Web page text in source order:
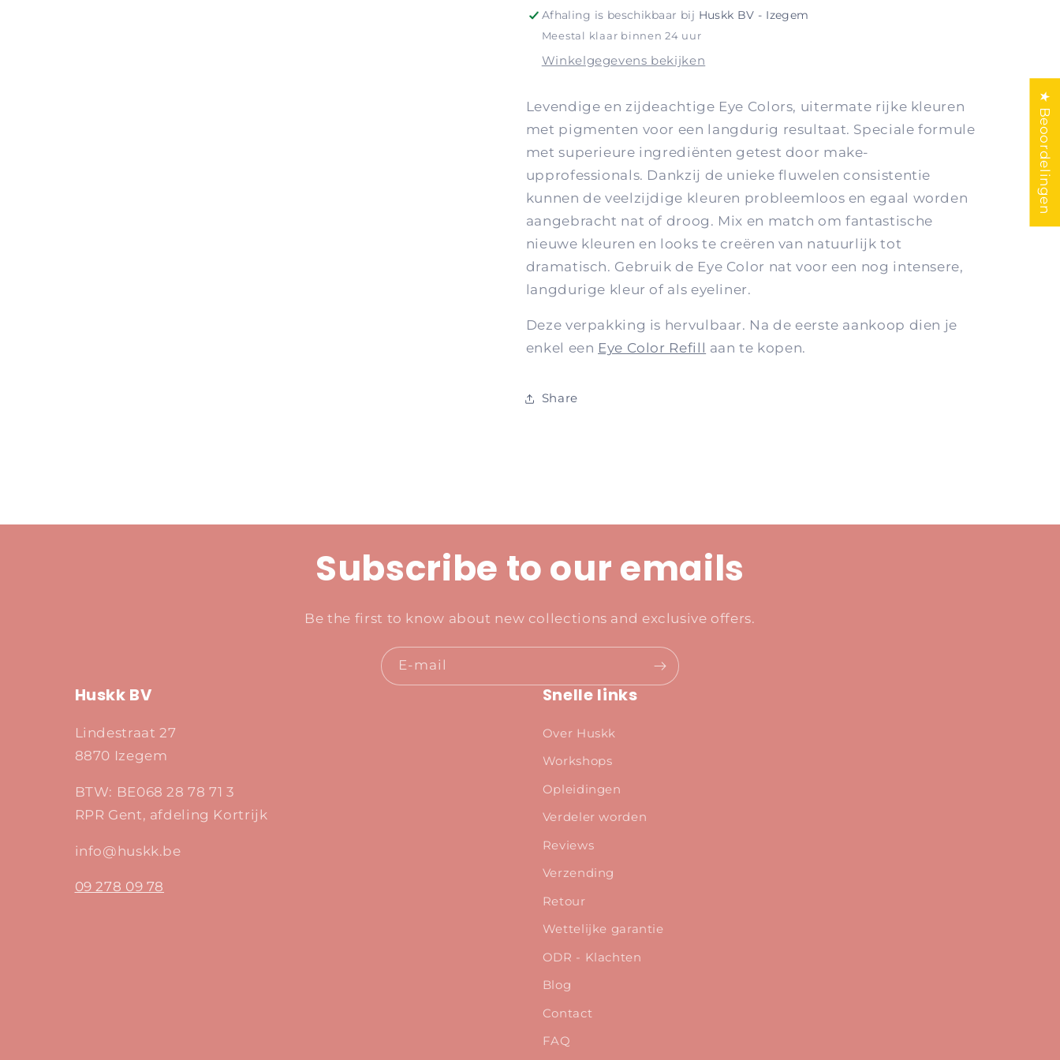
Afhaling is beschikbaar bij Huskk BV - Izegem
Meestal klaar binnen 24 uur
Winkelgegevens bekijken
Levendige en zijdeachtige Eye Colors, uitermate rijke kleuren
met pigmenten voor een langdurig resultaat. Speciale formule
met superieure ingrediënten getest door make-
upprofessionals. Dankzij de unieke fluwelen consistentie
kunnen de veelzijdige kleuren probleemloos en egaal worden
aangebracht nat of droog. Mix en match om fantastische
nieuwe kleuren en looks te creëren van natuurlijk tot
dramatisch. Gebruik de Eye Color nat voor een nog intensere,
langdurige kleur of als eyeliner.
Deze verpakking is hervulbaar. Na de eerste aankoop dien je
enkel een Eye Color Refill aan te kopen.
Share
Subscribe to our emails
Be the first to know about new collections and exclusive offers.
E‑mail
Huskk BV
Lindestraat 27
8870 Izegem
BTW: BE068 28 78 71 3
RPR Gent, afdeling Kortrijk
info@huskk.be
09 278 09 78
Snelle links
Over Huskk
Workshops
Opleidingen
Verdeler worden
Reviews
Verzending
Retour
Wettelijke garantie
ODR - Klachten
Blog
Contact
FAQ
★ Beoordelingen